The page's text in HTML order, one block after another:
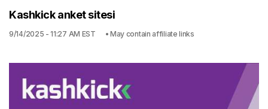
Kashkick anket sitesi
9/14/2025 - 11:27 AM EST • May contain affiliate links